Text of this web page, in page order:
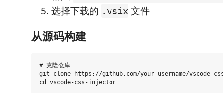
选择下载的 .vsix 文件
从源码构建
# 克隆仓库
git clone https://github.com/your-username/vscode-
cd vscode-css-injector